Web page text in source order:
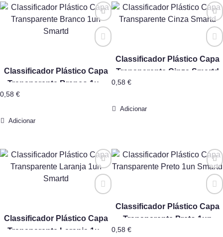
Classificador Plástico Capa
Transparente Branco 1un
0,58 €
Adicionar
Classificador Plástico Capa
Transparente Cinza Smartd
0,58 €
Adicionar
Classificador Plástico Capa
Transparente Laranja 1un
Classificador Plástico Capa
Transparente Preto 1un
0,58 €